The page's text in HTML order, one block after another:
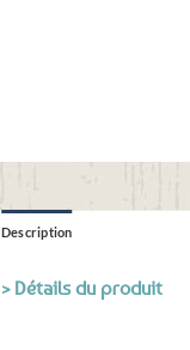
Description
> Détails du produit